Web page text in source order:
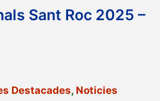
Sant Roc 2025 –
Destacades, Noticies